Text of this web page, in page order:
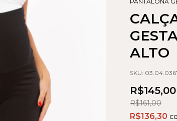
ALTO
SKU:
R$145,00
R$161,00
R$136,30